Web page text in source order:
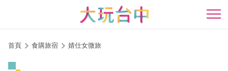
開
首頁 食購旅宿 婧仕女微旅